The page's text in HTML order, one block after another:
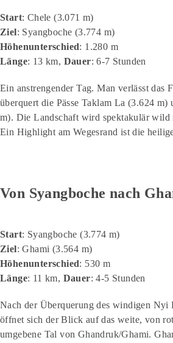
Start: Chele (3.071 m)
Ziel: Syangboche (3.774 m)
Höhenunterschied: 1.280 m
Länge: 13 km, Dauer: 6-7 Stunden
Ein anstrengender Tag. Man verlässt das
überquert die Pässe Taklam La (3.624
m). Die Landschaft wird spektakulär wild
Ein Highlight am Wegesrand ist die
Von Syangboche nach
Start: Syangboche (3.774 m)
Ziel: Ghami (3.564 m)
Höhenunterschied: 530 m
Länge: 11 km, Dauer: 4-5 Stunden
Nach der Überquerung des windigen Nyi
öffnet sich der Blick auf das weite, von
umgebene Tal von Ghandruk/Ghami.